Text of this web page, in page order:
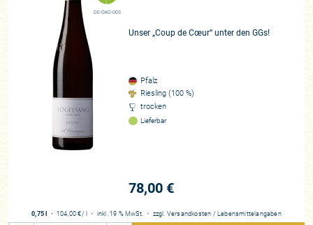
DE-ÖKO-003
Unser „Coup de Cœur“ unter den GGs!
Pfalz
Riesling (100 %)
trocken
Lieferbar
78,00 €
0,75 l ・ 104,00 € / l ・ inkl. 19 % MwSt. ・ zzgl. Versandkosten / Lebensmittelangaben